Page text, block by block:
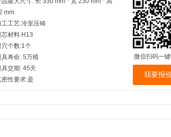
mm
工工艺:冷室压铸
芯材料:H13
穴个数:1个
具寿命: 5万模
具交期: 45天
密性要求:是
微信扫码一
我要报